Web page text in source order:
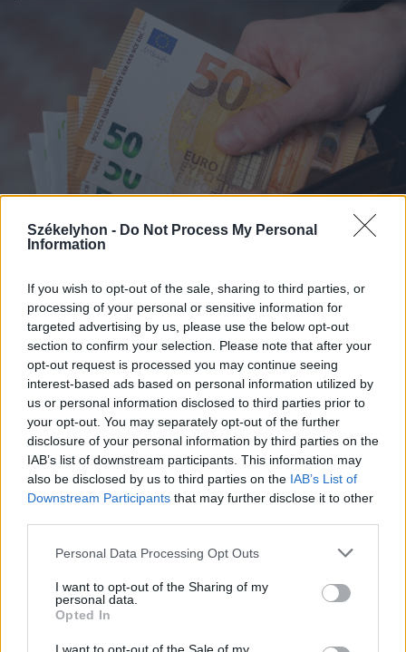
Székelyhon - Do Not Process My Personal
Information
If you wish to opt-out of the sale, sharing to third parties, or
processing of your personal or sensitive information for
targeted advertising by us, please use the below opt-out
section to confirm your selection. Please note that after your
opt-out request is processed you may continue seeing
interest-based ads based on personal information utilized by
us or personal information disclosed to third parties prior to
your opt-out. You may separately opt-out of the further
disclosure of your personal information by third parties on the
IAB’s list of downstream participants. This information may
also be disclosed by us to third parties on the IAB’s List of
Downstream Participants that may further disclose it to other
Personal Data Processing Opt Outs
I want to opt-out of the Sharing of my
personal data.
Opted In
2026. augusztus 08., szombat
Nicușor Dan: prioritásként kell
kezelni az euró bevezetését